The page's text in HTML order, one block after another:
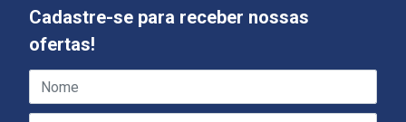
Cadastre-se para receber nossas
ofertas!